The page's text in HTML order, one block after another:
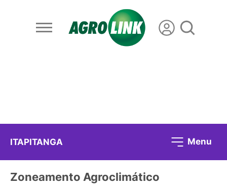
ITAPITANGA Menu
Zoneamento Agroclimático